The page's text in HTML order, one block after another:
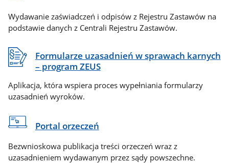
Wydawanie zaświadczeń i odpisów z Rejestru Zastawów na
podstawie danych z Centrali Rejestru Zastawów.
Formularze uzasadnień w sprawach karnych
– program ZEUS
Aplikacja, która wspiera proces wypełniania formularzy
uzasadnień wyroków.
Portal orzeczeń
Bezwnioskowa publikacja treści orzeczeń wraz z
uzasadnieniem wydawanym przez sądy powszechne.